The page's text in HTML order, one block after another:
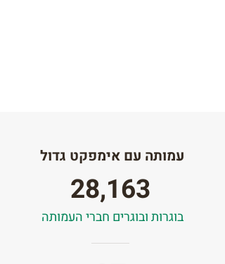
עמותה עם אימפקט גדול
28,163
בוגרות ובוגרים חברי העמותה